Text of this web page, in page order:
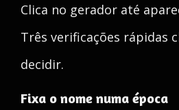
Clica no gerador até
Três verificações rápidas
decidir.
Fixa o nome numa época